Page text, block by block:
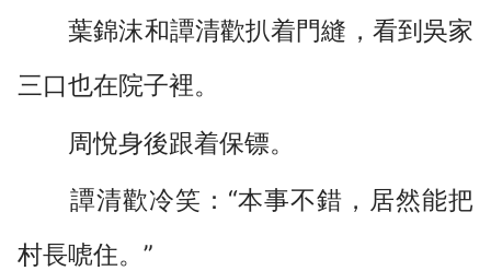
葉錦沫和譚清歡扒着門縫，看到吳家
三口也在院子裡。
周悅身後跟着保镖。
譚清歡冷笑：“本事不錯，居然能把
村長唬住。”